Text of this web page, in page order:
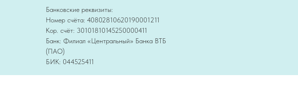
Банковские реквизиты:
Номер счёта: 40802810620190001211
Кор. счёт: 30101810145250000411
Банк: Филиал «Центральный» Банка ВТБ
(ПАО)
БИК: 044525411